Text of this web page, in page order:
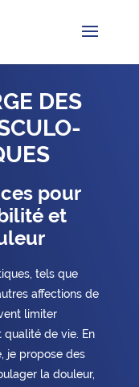
DES
pour
et
tels que
affections de
limiter
de vie. En
je propose des
la douleur,